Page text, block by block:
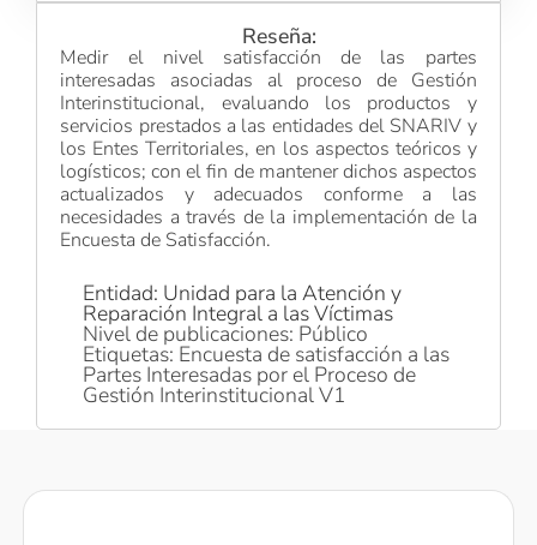
Reseña:
Medir el nivel satisfacción de las partes
interesadas asociadas al proceso de Gestión
Interinstitucional, evaluando los productos y
servicios prestados a las entidades del SNARIV y
los Entes Territoriales, en los aspectos teóricos y
logísticos; con el fin de mantener dichos aspectos
actualizados y adecuados conforme a las
necesidades a través de la implementación de la
Encuesta de Satisfacción.
Entidad: Unidad para la Atención y
Reparación Integral a las Víctimas
Nivel de publicaciones: Público
Etiquetas: Encuesta de satisfacción a las
Partes Interesadas por el Proceso de
Gestión Interinstitucional V1